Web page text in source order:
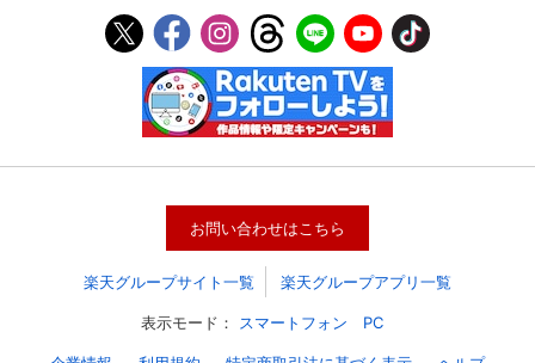
会員設定 会員情報 閉じる
ジットカード情報の変更が可能です。
決済方法変更 決済方法の変更が可能です。
お問い合わせはこちら
楽天グループサイト一覧 楽天グループアプリ一覧
表示モード： スマートフォン PC